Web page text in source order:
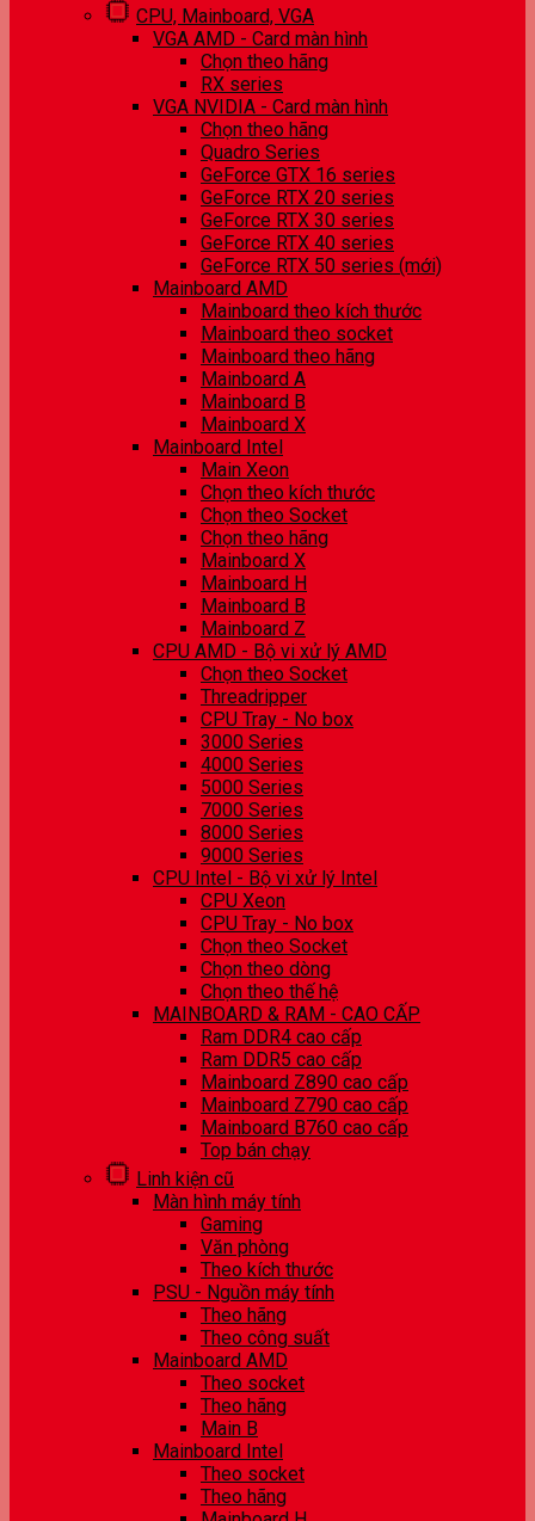
CPU, Mainboard, VGA
VGA AMD - Card màn hình
Chọn theo hãng
RX series
VGA NVIDIA - Card màn hình
Chọn theo hãng
Quadro Series
GeForce GTX 16 series
GeForce RTX 20 series
GeForce RTX 30 series
GeForce RTX 40 series
GeForce RTX 50 series (mới)
Mainboard AMD
Mainboard theo kích thước
Mainboard theo socket
Mainboard theo hãng
Mainboard A
Mainboard B
Mainboard X
Mainboard Intel
Main Xeon
Chọn theo kích thước
Chọn theo Socket
Chọn theo hãng
Mainboard X
Mainboard H
Mainboard B
Mainboard Z
CPU AMD - Bộ vi xử lý AMD
Chọn theo Socket
Threadripper
CPU Tray - No box
3000 Series
4000 Series
5000 Series
7000 Series
8000 Series
9000 Series
CPU Intel - Bộ vi xử lý Intel
CPU Xeon
CPU Tray - No box
Chọn theo Socket
Chọn theo dòng
Chọn theo thế hệ
MAINBOARD & RAM - CAO CẤP
Ram DDR4 cao cấp
Ram DDR5 cao cấp
Mainboard Z890 cao cấp
Mainboard Z790 cao cấp
Mainboard B760 cao cấp
Top bán chạy
Linh kiện cũ
Màn hình máy tính
Gaming
Văn phòng
Theo kích thước
PSU - Nguồn máy tính
Theo hãng
Theo công suất
Mainboard AMD
Theo socket
Theo hãng
Main B
Mainboard Intel
Theo socket
Theo hãng